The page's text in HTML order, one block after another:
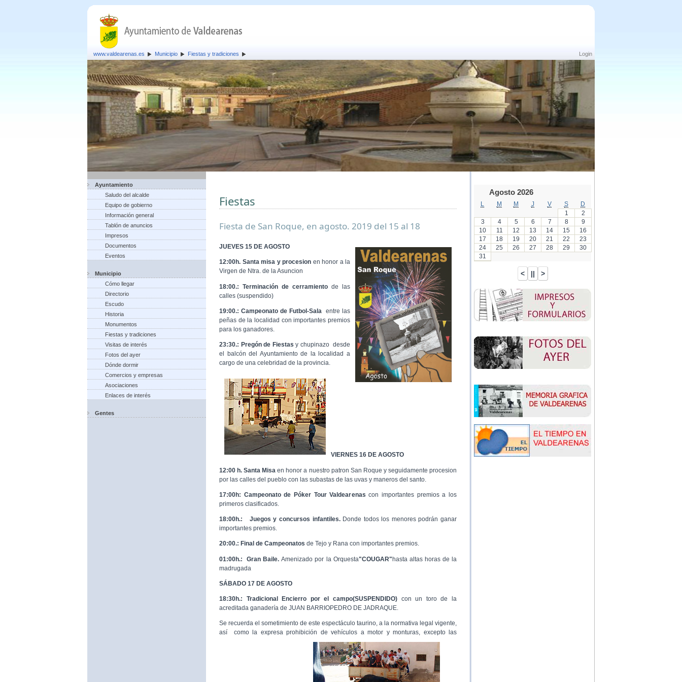
Login
www.valdearenas.es Municipio Fiestas y tradiciones
Ayuntamiento
Saludo del alcalde
Equipo de gobierno
Información general
Tablón de anuncios
Impresos
Documentos
Eventos
Municipio
Cómo llegar
Directorio
Escudo
Historia
Monumentos
Fiestas y tradiciones
Visitas de interés
Fotos del ayer
Dónde dormir
Comercios y empresas
Asociaciones
Enlaces de interés
Gentes
Fiestas
Fiesta de San Roque, en agosto. 2019 del 15 al 18
JUEVES 15 DE AGOSTO
12:00h. Santa misa y procesion en honor a la
Virgen de Ntra. de la Asuncion
18:00.: Terminación de cerramiento de las
calles (suspendido)
19:00.: Campeonato de Futbol-Sala entre las
peñas de la localidad con importantes premios
para los ganadores.
23:30.: Pregón de Fiestasy chupinazo desde
el balcón del Ayuntamiento de la localidad a
cargo de una celebridad de la provincia.
VIERNES 16 DE AGOSTO
12:00 h. Santa Misa en honor a nuestro patron San Roque y seguidamente procesion
por las calles del pueblo con las subastas de las uvas y maneros del santo.
17:00h: Campeonato de Póker Tour Valdearenascon importantes premios a los
primeros clasificados.
18:00h.: Juegos y concursos infantiles.Donde todos los menores podrán ganar
importantes premios.
20:00.: Final de Campeonatos de Tejo y Rana con importantes premios.
01:00h.: Gran Baile.Amenizado por la Orquesta"COUGAR"hasta altas horas de la
madrugada
SÁBADO 17 DE AGOSTO
18:30h.: Tradicional Encierro por el campo(SUSPENDIDO) con un toro de la
acreditada ganadería de JUAN BARRIOPEDRO DE JADRAQUE.
Se recuerda el sometimiento de este espectáculo taurino, a la normativa legal vigente,
así como la expresa prohibición de vehículos a motor y monturas, excepto las
Agosto 2026
M M J V S
D
1
2
3
4 5 6 7 8
9
10
11 12 13 14 15
16
17
18 19 20 21 22
23
24
25 26 27 28 29
30
31